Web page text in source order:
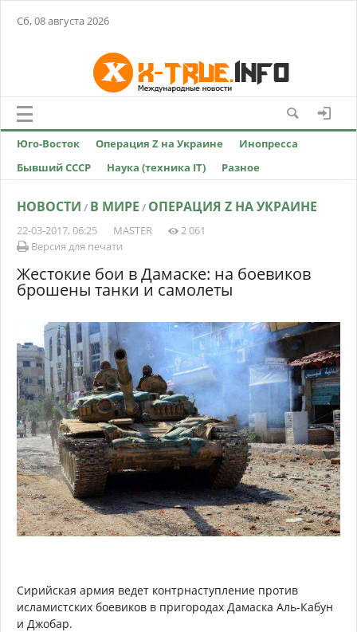
Сб, 08 августа 2026
Юго-Восток Операция Z на Украине
Инопресса
Бывший СССР
Наука (техника IT) Разное
НОВОСТИ / В МИРЕ / ОПЕРАЦИЯ Z НА УКРАИНЕ
22-03-2017, 06:25 MASTER
2 061
Версия для печати
Жестокие бои в Дамаске: на боевиков
брошены танки и самолеты
Сирийская армия ведет контрнаступление против
исламистских боевиков в пригородах Дамаска Аль-Кабун
и Джобар.